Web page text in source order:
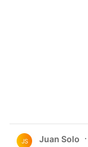
JS Juan Solo